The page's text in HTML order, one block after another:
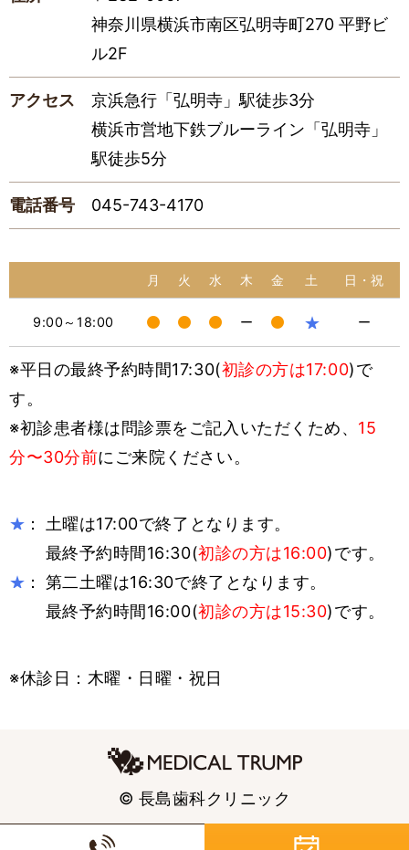
神奈川県横浜市南区弘明寺町270 平野ビ
ル2F
アクセス
京浜急行「弘明寺」駅徒歩3分
横浜市営地下鉄ブルーライン「弘明寺」
駅徒歩5分
電話番号 045-743-4170
月 火 水 木 金 土 日・祝
9:00～18:00 ー ★ ー
※平日の最終予約時間17:30(初診の方は17:00)で
す。
※初診患者様は問診票をご記入いただくため、 15
分〜30分前にご来院ください。
★ ：
土曜は17:00で終了となります。
最終予約時間16:30(初診の方は16:00)です。
★ ：
第二土曜は16:30で終了となります。
最終予約時間16:00(初診の方は15:30)です。
※休診日：木曜・日曜・祝日
© 長島歯科クリニック